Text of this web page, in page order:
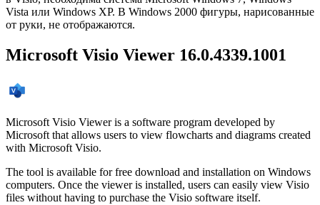
Vista или Windows XP. В Windows 2000 фигуры, нарисованные
от руки, не отображаются.
Microsoft Visio Viewer 16.0.4339.1001
Microsoft Visio Viewer is a software program developed by
Microsoft that allows users to view flowcharts and diagrams created
with Microsoft Visio.
The tool is available for free download and installation on Windows
computers. Once the viewer is installed, users can easily view Visio
files without having to purchase the Visio software itself.